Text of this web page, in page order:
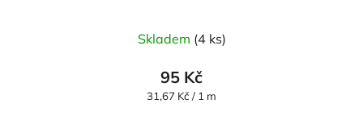
Skladem (4 ks)
95 Kč
Měrná
31,67 Kč / 1 m